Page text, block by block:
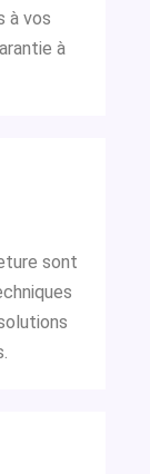
à vos
à
sont